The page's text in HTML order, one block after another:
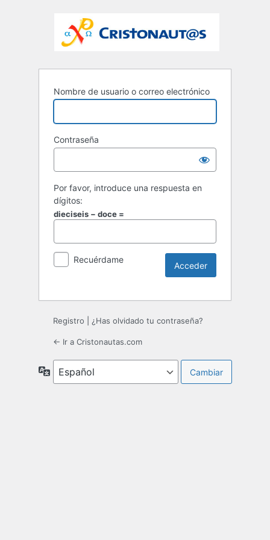
Nombre de usuario o correo electrónico
Contraseña
Por favor, introduce una respuesta en
dígitos:
dieciseis − doce =
Recuérdame
Registro ¿Has olvidado tu contraseña?
← Ir a Cristonautas.com
Idioma